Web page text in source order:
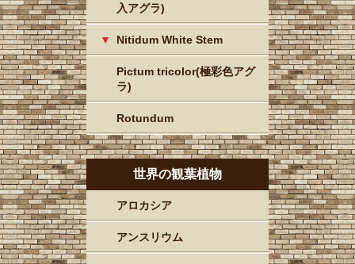
入アグラ)
Nitidum White Stem
Pictum tricolor(極彩色アグ
ラ)
Rotundum
世界の観葉植物
アロカシア
アンスリウム